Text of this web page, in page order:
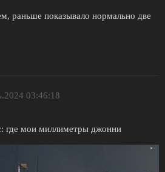
раньше показывало нормально две
03:46:18
где мои миллиметры джонни